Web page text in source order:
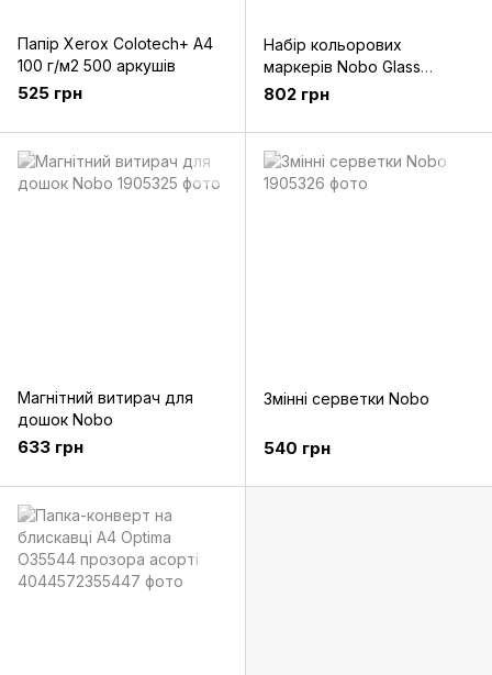
Папір Xerox Colotech+ A4
100 г/м2 500 аркушів
525 грн
Набір кольорових
маркерів Nobo Glass
Whiteboard
802 грн
Магнітний витирач для
дошок Nobo
633 грн
Змінні серветки Nobo
540 грн